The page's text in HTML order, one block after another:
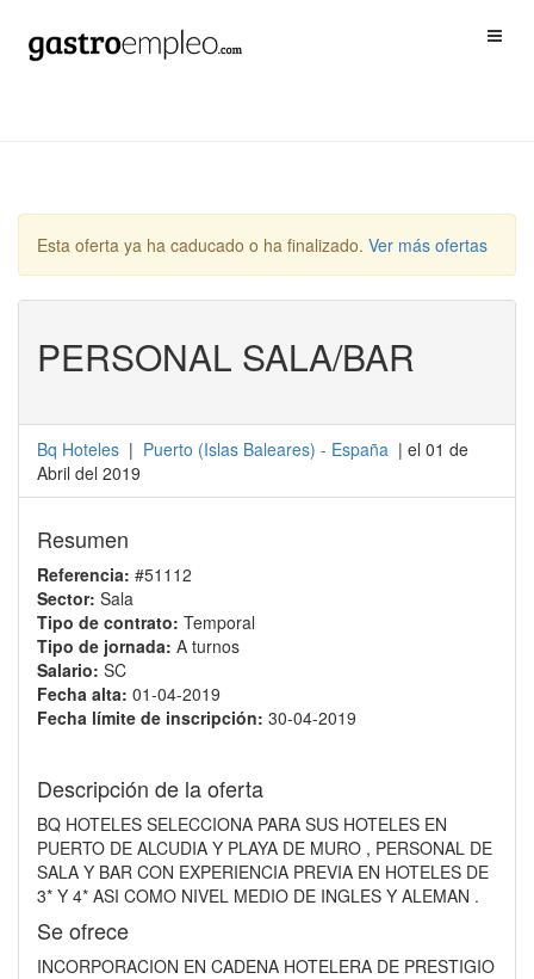
Esta oferta ya ha caducado o ha finalizado. Ver más ofertas
PERSONAL SALA/BAR
Bq Hoteles | Puerto (Islas Baleares) - España | el 01 de
Abril del 2019
Resumen
Referencia: #51112
Sector: Sala
Tipo de contrato: Temporal
Tipo de jornada: A turnos
Salario: SC
Fecha alta: 01-04-2019
Fecha límite de inscripción: 30-04-2019
Descripción de la oferta
BQ HOTELES SELECCIONA PARA SUS HOTELES EN
PUERTO DE ALCUDIA Y PLAYA DE MURO , PERSONAL DE
SALA Y BAR CON EXPERIENCIA PREVIA EN HOTELES DE
3* Y 4* ASI COMO NIVEL MEDIO DE INGLES Y ALEMAN .
Se ofrece
INCORPORACION EN CADENA HOTELERA DE PRESTIGIO